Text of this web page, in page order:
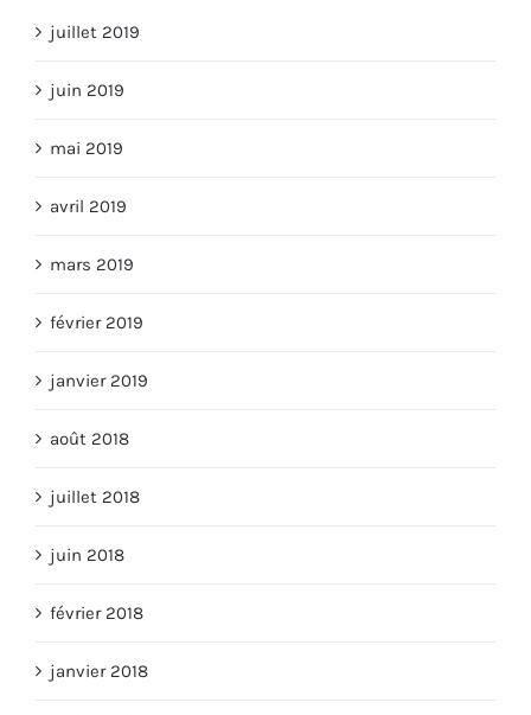
juillet 2019
juin 2019
mai 2019
avril 2019
mars 2019
février 2019
janvier 2019
août 2018
juillet 2018
juin 2018
février 2018
janvier 2018